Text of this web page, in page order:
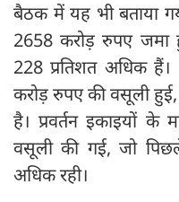
बैठक में यह भी बताया
2658 करोड़ रुपए जमा
228 प्रतिशत अधिक
करोड़ रुपए की वसूली
है। प्रवर्तन इकाइयों
वसूली की गई, जो
अधिक रही।